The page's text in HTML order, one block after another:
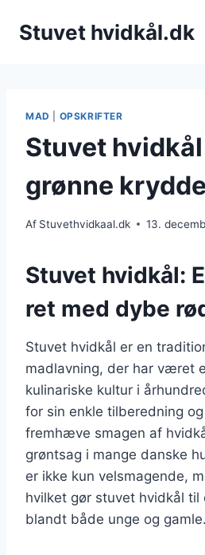
Stuvet hvidkål.dk
MAD OPSKRIFTER
Stuvet
grønne
Af Stuvethvidkaal.dk 13.
Stuvet hvidkål:
ret med dybe
Stuvet hvidkål er en
madlavning, der har været
kulinariske kultur i
for sin enkle tilberedning
fremhæve smagen af
grøntsag i mange danske
er ikke kun velsmagende,
hvilket gør stuvet hvidkål
blandt både unge og gamle.